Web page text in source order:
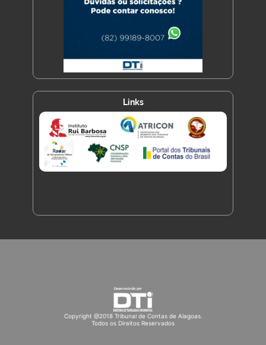
Links
Copyright @2018 Tribunal de Contas de Alagoas.
Todos os Direitos Reservados